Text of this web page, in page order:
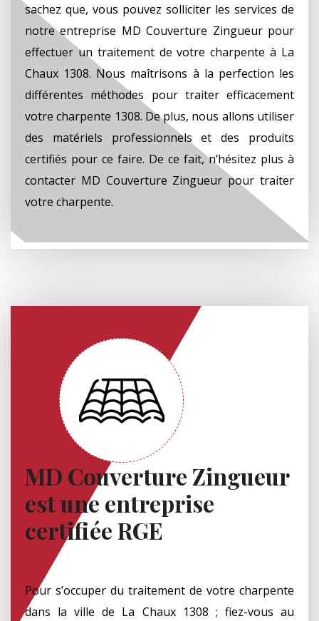
sachez que, vous pouvez solliciter les services de
notre entreprise MD Couverture Zingueur pour
effectuer un traitement de votre charpente à La
Chaux 1308. Nous maîtrisons à la perfection les
différentes méthodes pour traiter efficacement
votre charpente 1308. De plus, nous allons utiliser
des matériels professionnels et des produits
certifiés pour ce faire. De ce fait, n’hésitez plus à
contacter MD Couverture Zingueur pour traiter
votre charpente.
MD Couverture Zingueur
est une entreprise
certifiée RGE
Pour s’occuper du traitement de votre charpente
dans la ville de La Chaux 1308 ; fiez-vous au